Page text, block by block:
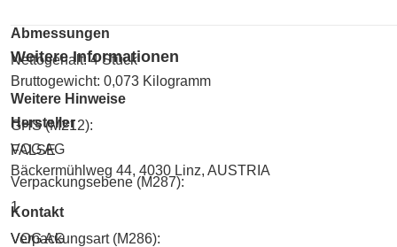
Abmessungen
Nettogehalt: 4 Stück
Bruttogewicht: 0,073 Kilogramm
Hersteller
VOG AG
Bäckermühlweg 44, 4030 Linz, AUSTRIA
Kontakt
VOG AG
Weitere Informationen
Weitere Hinweise
GHS (M212):
FALSE
Verpackungsebene (M287):
1
Verpackungsart (M286):